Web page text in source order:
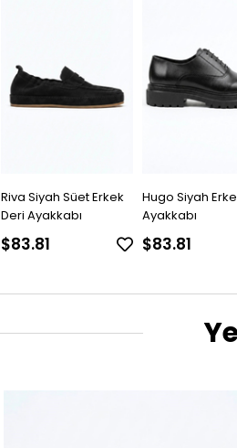
Hugo Siyah Erkek Deri
Ayakkabı
$83.81
Titan Siyah
Ayakkabı
$78.77